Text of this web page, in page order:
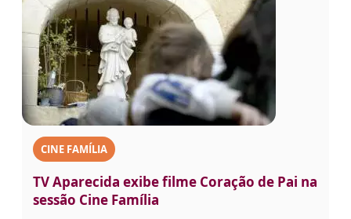
CINE FAMÍLIA
TV Aparecida exibe filme Coração de Pai na
sessão Cine Família